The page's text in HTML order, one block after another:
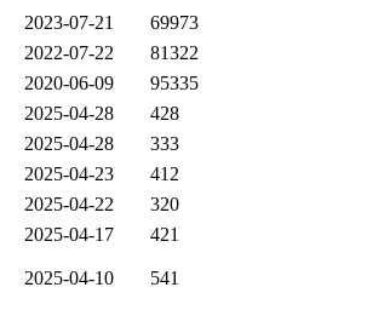
2023-07-21
69973
2022-07-22
81322
2020-06-09
95335
2025-04-28
428
2025-04-28
333
2025-04-23
412
2025-04-22
320
2025-04-17 421
2025-04-10 541